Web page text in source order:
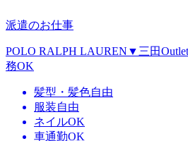
派遣のお仕事
POLO RALPH LAUREN▼三田
務OK
髪型・髪色自由
服装自由
ネイルOK
車通勤OK